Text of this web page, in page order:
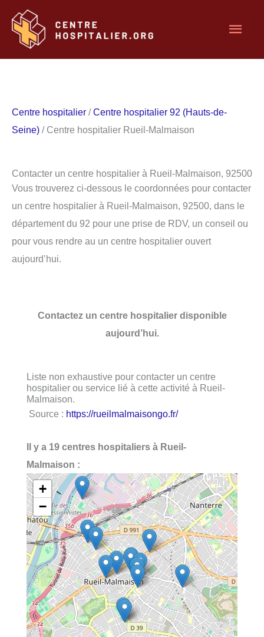
contenu
Centre hospitalier /Centre hospitalier 92 (Hauts-de-
Seine) / Centre hospitalier Rueil-Malmaison
Contacter un centre hospitalier à Rueil-Malmaison, 92500
Vous trouverez ci-dessous le coordonnées pour contacter
un centre hospitalier à Rueil-Malmaison, 92500, dans le
département du 92 pour une prise de RDV, un conseil ou
pour vous rendre au un centre hospitalier ouvert
aujourd’hui.
Contactez un centre hospitalier disponible
aujourd’hui.
Liste non exhaustive pour contacter un centre
hospitalier ou service lié à cette activité à Rueil-
Malmaison.
Source : https://rueilmalmaisongo.fr/
Il y a 19 centres hospitaliers à Rueil-
Malmaison :
+
−